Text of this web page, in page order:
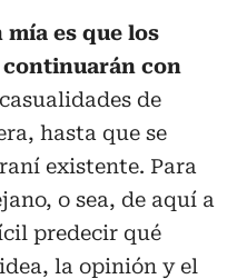
es que los
con
de
hasta que se
existente. Para
o sea, de aquí a
predecir qué
la opinión y el